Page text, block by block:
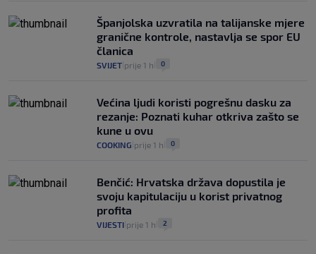
Španjolska uzvratila na talijanske mjere
granične kontrole, nastavlja se spor EU
članica
SVIJET prije 1 h 0
Većina ljudi koristi pogrešnu dasku za
rezanje: Poznati kuhar otkriva zašto se
kune u ovu
COOKING prije 1 h 0
Benčić: Hrvatska država dopustila je
svoju kapitulaciju u korist privatnog
profita
VIJESTI prije 1 h 2